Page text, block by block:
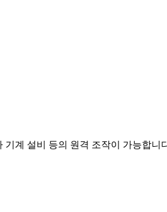
계 설비 등의 원격 조작이 가능합니